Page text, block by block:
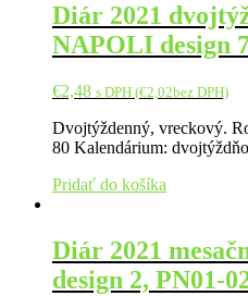
Diár 2021
NAPOLI design
€2,48 s DPH (€2,02bez DPH)
Dvojtýždenný, vreckový.
80 Kalendárium:
Pridať do košíka
Diár 2021
design 2, PN01-